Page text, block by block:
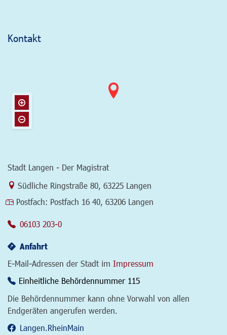
Kontakt
Stadt Langen - Der Magistrat
Link zur Google-Maps Navigation
Südliche Ringstraße 80 63225 Langen
Postfach: Postfach 16 40, 63206 Langen
06103 203-0
Anfahrt
E-Mail-Adressen der Stadt im Impressum
Einheitliche Behördennummer 115
Die Behördennummer kann ohne Vorwahl von allen
Endgeräten angerufen werden.
Langen.RheinMain